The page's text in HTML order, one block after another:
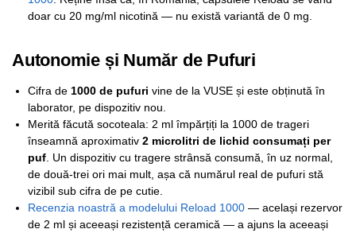
doar cu 20 mg/ml nicotină — nu există variantă de 0 mg.
Autonomie și Număr de Pufuri
Cifra de 1000 de pufuri vine de la VUSE și este obținută în
laborator, pe dispozitiv nou.
Merită făcută socoteala: 2 ml împărțiți la 1000 de trageri
înseamnă aproximativ 2 microlitri de lichid consumați per
puf . Un dispozitiv cu tragere strânsă consumă, în uz normal,
de două-trei ori mai mult, așa că numărul real de pufuri stă
vizibil sub cifra de pe cutie.
Recenzia noastră a modelului Reload 1000 — același rezervor
de 2 ml și aceeași rezistență ceramică — a ajuns la aceeași